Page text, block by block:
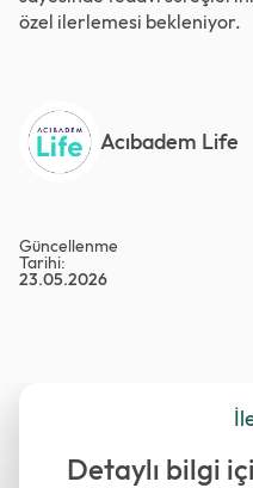
özel ilerlemesi bekleniyor.
Acıbadem Life
Güncellenme
Tarihi:
23.05.2026
Detaylı bilgi